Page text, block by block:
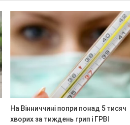
На Вінниччині попри понад 5 тисяч
хворих за тиждень грип і ГРВІ